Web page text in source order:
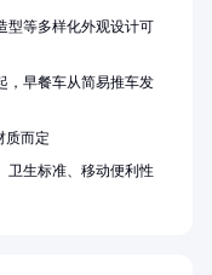
型等多样化外观设计可
，早餐车从简易推车发
质而定
卫生标准、移动便利性